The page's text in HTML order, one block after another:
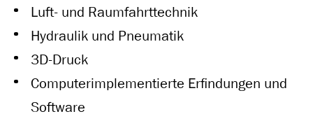
Luft- und Raumfahrttechnik
Hydraulik und Pneumatik
3D-Druck
Computerimplementierte Erfindungen und
Software